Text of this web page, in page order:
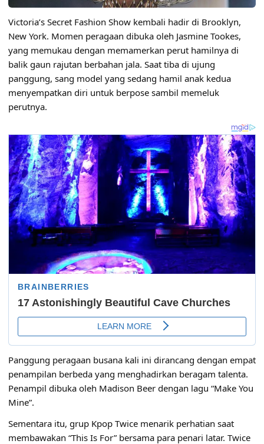
Victoria’s Secret Fashion Show kembali hadir di Brooklyn,
New York. Momen peragaan dibuka oleh Jasmine Tookes,
yang memukau dengan memamerkan perut hamilnya di
balik gaun rajutan berbahan jala. Saat tiba di ujung
panggung, sang model yang sedang hamil anak kedua
menyempatkan diri untuk berpose sambil memeluk
perutnya.
Panggung peragaan busana kali ini dirancang dengan empat
penampilan berbeda yang menghadirkan beragam talenta.
Penampil dibuka oleh Madison Beer dengan lagu “Make You
Mine”.
Sementara itu, grup Kpop Twice menarik perhatian saat
membawakan “This Is For” bersama para penari latar. Twice